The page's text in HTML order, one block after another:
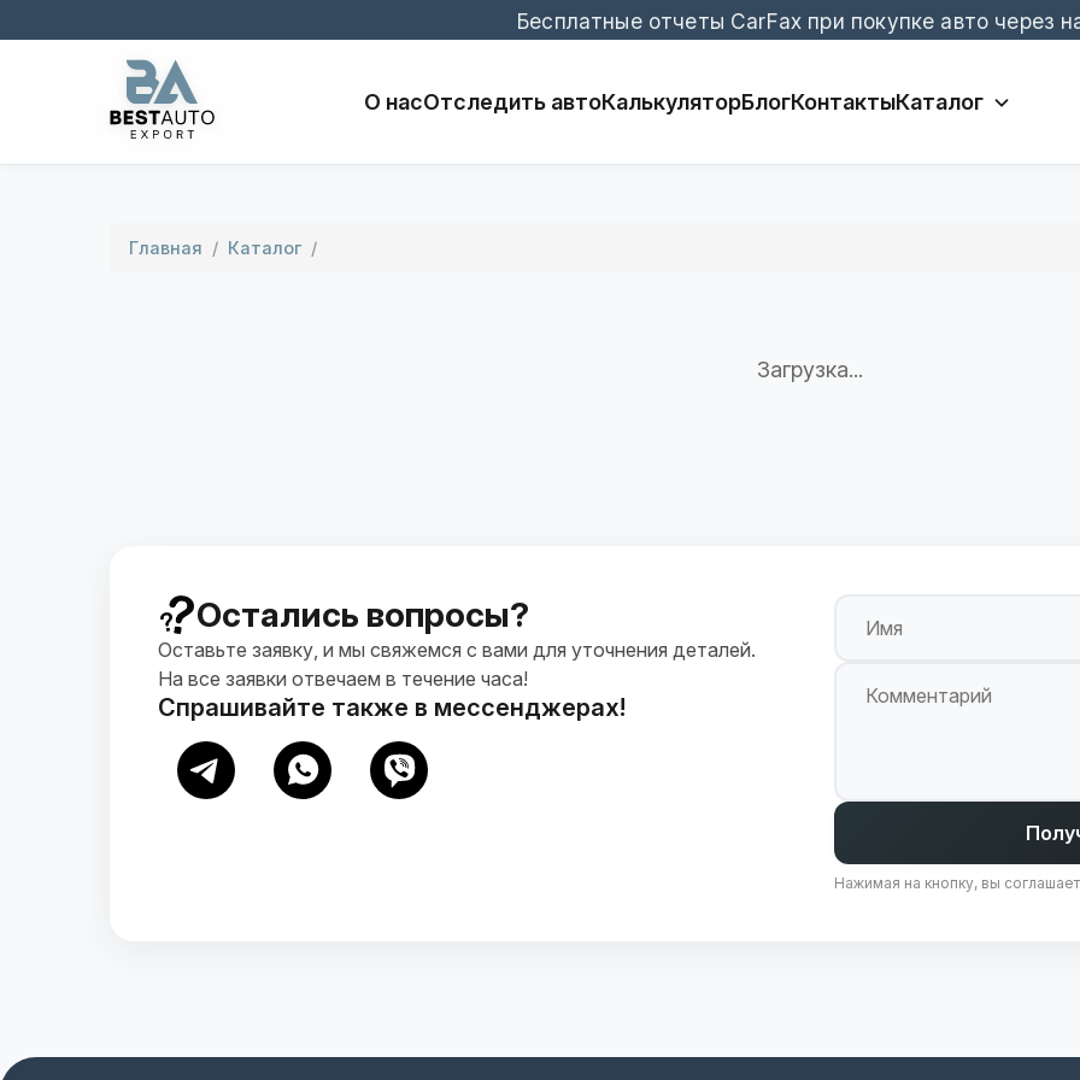
Бесплатные отчеты CarFax при покупке авто через
О насОтследить автоКалькуляторБлогКонтактыКаталог
Главная / Каталог /
Загрузка...
Остались вопросы?
Оставьте заявку, и мы свяжемся с вами для уточнения деталей.
На все заявки отвечаем в течение часа!
Спрашивайте также в мессенджерах!
Нажимая на кнопку, вы